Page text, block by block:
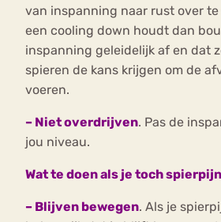
van inspanning naar rust over te
een cooling down houdt dan
inspanning geleidelijk af en dat
spieren de kans krijgen om de
voeren.
– Niet overdrijven. Pas de
jou niveau.
Wat te doen als je toch
– Blijven bewegen. Als je